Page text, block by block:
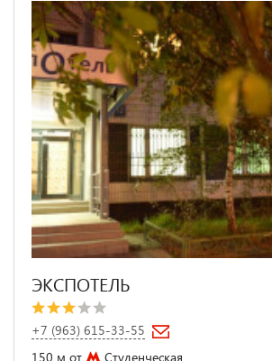
ЭКСПОТЕЛЬ
+7 (963) 615-33-55
150 м от
Студенческая